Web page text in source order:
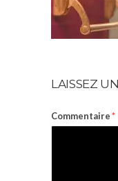
LAISSEZ
Commentaire*